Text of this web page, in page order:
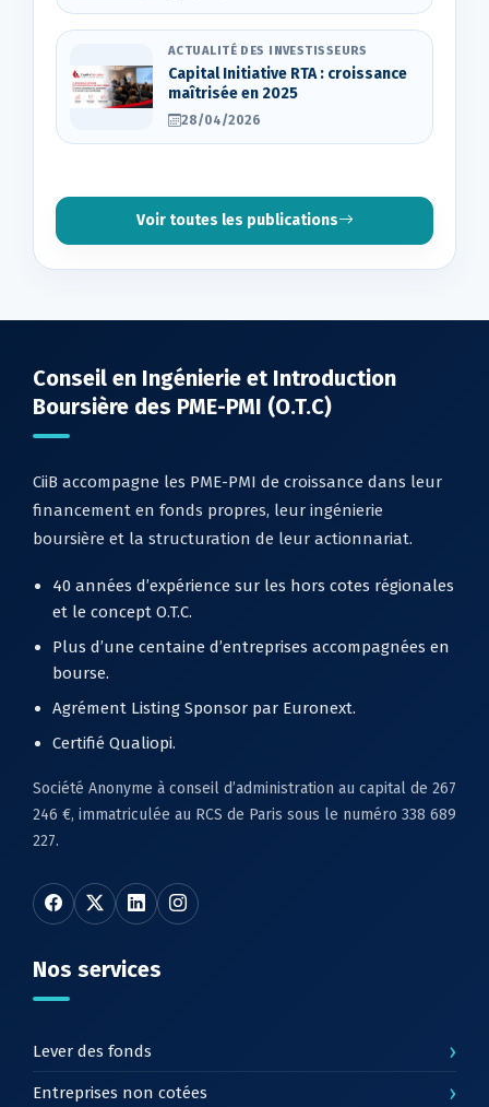
ACTUALITÉ DES INVESTISSEURS
Capital Initiative RTA : croissance
maîtrisée en 2025
28/04/2026
Voir toutes les publications
Conseil en Ingénierie et Introduction
Boursière des PME-PMI (O.T.C)
CiiB accompagne les PME-PMI de croissance dans leur
financement en fonds propres, leur ingénierie
boursière et la structuration de leur actionnariat.
40 années d’expérience sur les hors cotes régionales
et le concept O.T.C.
Plus d’une centaine d’entreprises accompagnées en
bourse.
Agrément Listing Sponsor par Euronext.
Certifié Qualiopi.
Société Anonyme à conseil d’administration au capital de 267
246 €, immatriculée au RCS de Paris sous le numéro 338 689
227.
Nos services
Lever des fonds ›
Entreprises non cotées ›